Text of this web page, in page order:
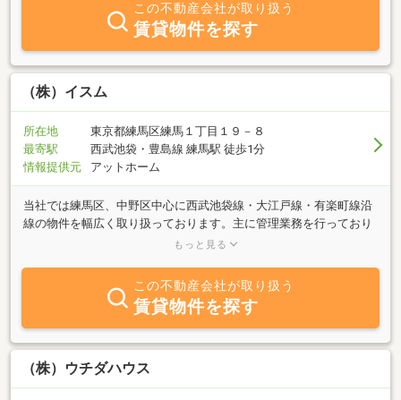
この不動産会社が取り扱う
賃貸物件を探す
（株）イスム
所在地
東京都練馬区練馬１丁目１９－８
最寄駅
西武池袋・豊島線 練馬駅 徒歩1分
情報提供元
アットホーム
当社では練馬区、中野区中心に西武池袋線・大江戸線・有楽町線沿
線の物件を幅広く取り扱っております。主に管理業務を行っており
ますが、デザイン性の優れた物件、ハイグレードな物件、ペット可
いただきました。お部屋をお探しの方には、ご満足いただけるサー
ビス提供を日々心掛けて心掛けております。また物件所有し、お困
りの方は是非ともご相談ください。ベテラン社員が的確なアドバイ
スにて対応させていただきます。物件情報のみならず、練馬地域情
報、お得な情報も準備しておりますのでまずはお気軽にお問合せ下
さい。誠実なスタッフが親身になって対応させて頂きます。皆様の
もっと見る
この不動産会社が取り扱う
賃貸物件を探す
（株）ウチダハウス